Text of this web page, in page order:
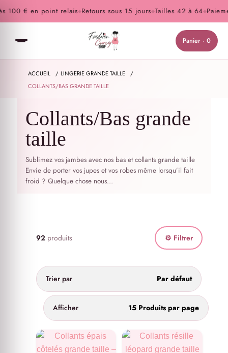
€ en point relais◆Retours sous 15 jours◆Tailles 42 à 64◆
Panier · 0
ACCUEIL / LINGERIE GRANDE TAILLE
/
COLLANTS/BAS GRANDE TAILLE
Collants/Bas grande
taille
Sublimez vos jambes avec nos bas et collants grande taille
Envie de porter vos jupes et vos robes même lorsqu’il fait
froid ? Quelque chose nous…
92produits ⚙ Filtrer
Trier par Par défaut
Afficher 15 Produits par page